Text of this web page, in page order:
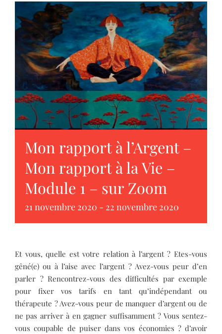
Mon rapport à l’Argent –
Mon rapport à la Vie –
Module 1 – sur Zoom
21 novembre 2020 - 22 novembre 2020
Et vous, quelle est votre relation à l’argent ? Etes-vous
gêné(e) ou à l’aise avec l’argent ? Avez-vous peur d’en
parler ? Rencontrez-vous des difficultés par exemple
pour fixer vos tarifs en tant qu’indépendant ou
thérapeute ? Avez-vous peur de manquer d’argent ou de
ne pas arriver à en gagner suffisamment ? Vous sentez-
vous coupable de puiser dans vos économies ? d’avoir